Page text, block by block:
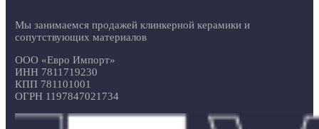
Мы занимаемся продажей клинкерной керамики и
сопутствующих материалов
ООО «Евро Импорт»
ИНН 7811719230
КПП 781101001
ОГРН 1197847021734